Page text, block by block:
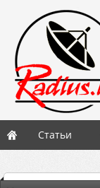
Статьи